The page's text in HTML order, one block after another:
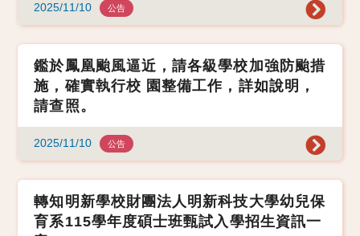
2025/11/10 公告
鑑於鳳凰颱風逼近，請各級學校加強防颱措
施，確實執行校 園整備工作，詳如說明，
請查照。
2025/11/10 公告
轉知明新學校財團法人明新科技大學幼兒保
育系115學年度碩士班甄試入學招生資訊一